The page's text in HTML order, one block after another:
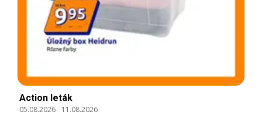
Action leták
05.08.2026- 11.08.2026